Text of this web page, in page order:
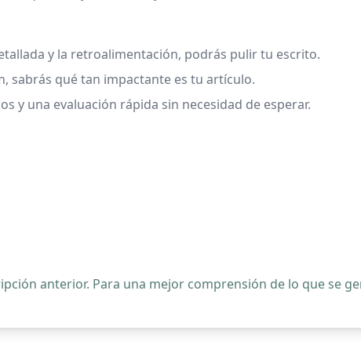
y la retroalimentación, podrás pulir tu escrito.
sabrás qué tan impactante es tu artículo.
y una evaluación rápida sin necesidad de esperar.
anterior. Para una mejor comprensión de lo que se